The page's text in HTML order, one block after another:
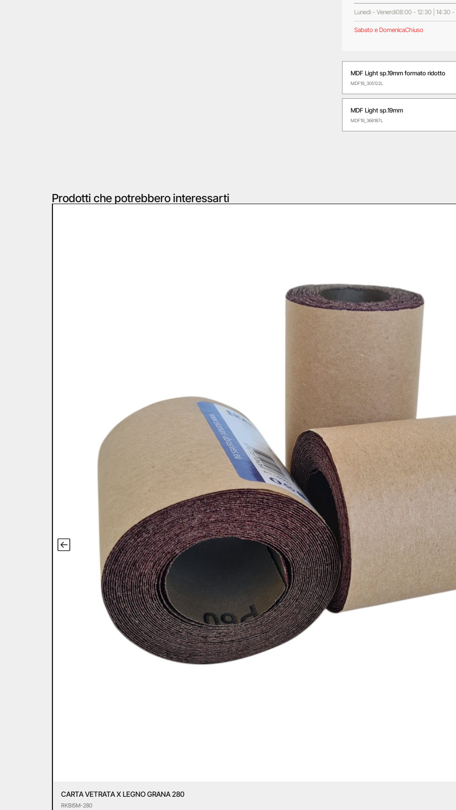
Lunedì - Venerdì08:00 - 12:30 | 14:30 -
Sabato e DomenicaChiuso
MDF Light sp.19mm formato ridotto
MDF19_305122L
MDF Light sp.19mm
MDF19_366187L
Prodotti che potrebbero interessarti
CARTA VETRATA X LEGNO GRANA 280
RKBI5M-280